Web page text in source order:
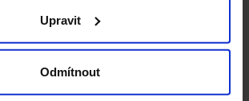
Upravit
Odmítnout